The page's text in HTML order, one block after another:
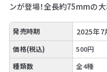
ンが登場！全長約75mmの大
発売時期 2025年7
価格(税込)
500円
種類数
全4種